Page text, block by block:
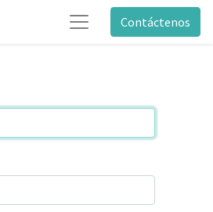
Contáctenos